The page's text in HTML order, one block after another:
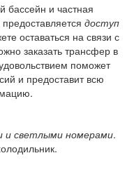
бассейн и частная
доступ
оставаться на связи с
заказать трансфер в
поможет
и предоставит всю
и светлыми номерами.